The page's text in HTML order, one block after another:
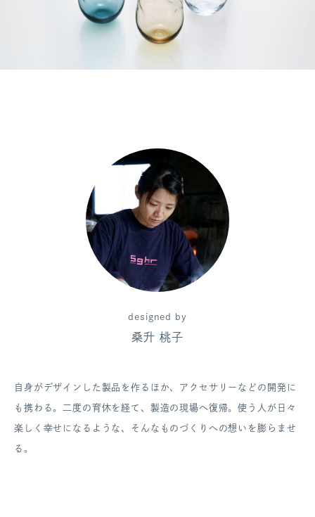
designed by
桑升 桃子
自身がデザインした製品を作るほか、アクセサリーなどの開発に
も携わる。二度の育休を経て、製造の現場へ復帰。使う人が日々
楽しく幸せになるような、そんなものづくりへの想いを膨らませ
る。